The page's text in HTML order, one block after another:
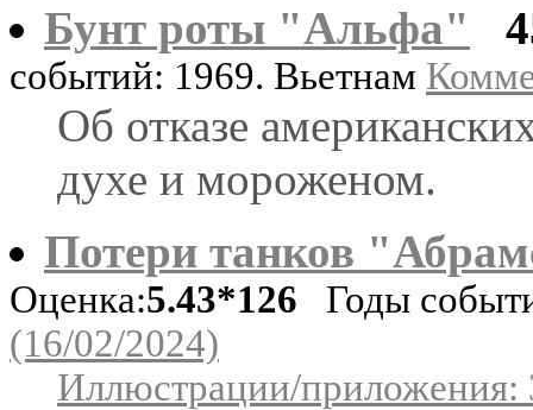
Бунт роты "Альфа"
событий: 1969. Вьетнам
Об отказе
духе и мороженом.
Потери танков
Оценка:5.43*126 Годы
(16/02/2024)
Иллюстрации/приложения: